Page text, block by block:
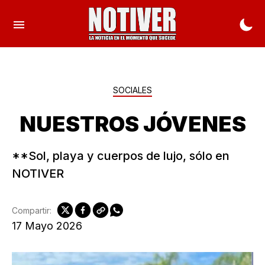
SOCIALES
NUESTROS JÓVENES
**Sol, playa y cuerpos de lujo, sólo en
NOTIVER
17 Mayo 2026
Compartir: